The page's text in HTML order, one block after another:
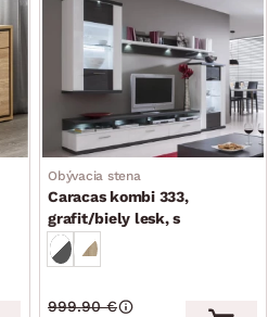
Obývacia stena
Caracas kombi 333,
grafit/biely lesk, s
osvetlením
999.90 €